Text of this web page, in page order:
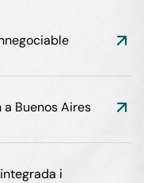
a Buenos Aires
i